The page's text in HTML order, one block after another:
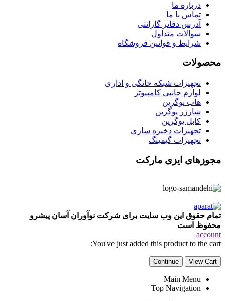
درباره ما
تماس با ما
آدرس دفاتر گارانتی
سوالات متداول
شرایط و قوانین فروشگاه
محصولات
تجهیزات شبکه خانگی و اداری
لوازم جانبی کامپیوتر
هاب یوگرین
شارژر یوگرین
کابل یوگرین
تجهیزات ذخیره سازی
تجهیزات گیمینگ
مجوزهای ایزی مارکت
تمام حقوق این وب سایت برای شرکت نوآوران آسان پیشرو
محفوظ است
account
You've just added this product to the cart:
View Cart
Continue
Main Menu
Top Navigation